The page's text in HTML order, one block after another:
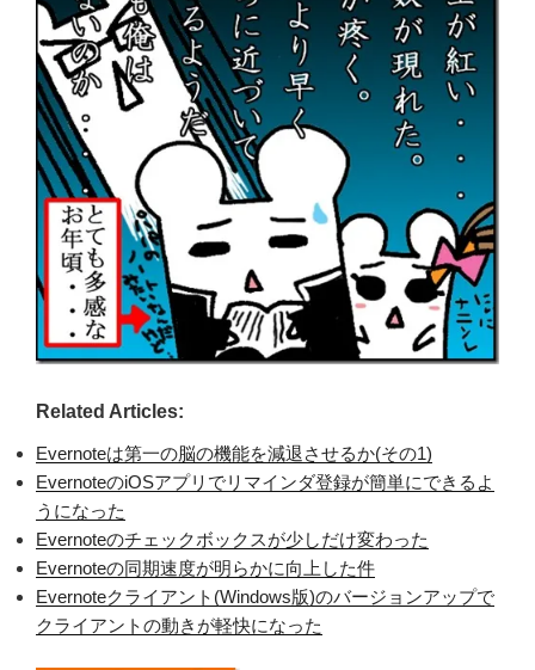
Related Articles:
Evernoteは第一の脳の機能を減退させるか(その1)
EvernoteのiOSアプリでリマインダ登録が簡単にできるよ
うになった
Evernoteのチェックボックスが少しだけ変わった
Evernoteの同期速度が明らかに向上した件
Evernoteクライアント(Windows版)のバージョンアップで
クライアントの動きが軽快になった